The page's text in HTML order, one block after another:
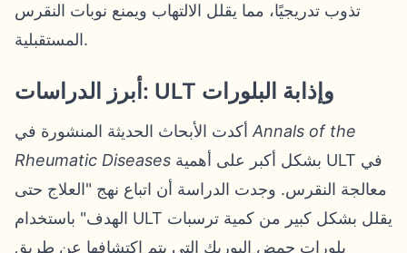
تذوب تدريجيًا، مما يقلل الالتهاب ويمنع نوبات النقرس
المستقبلية.
أبرز الدراسات: ULT وإذابة البلورات
Annals of the
Rheumatic Diseases
معالجة النقرس. وجدت الدراسة أن اتباع نهج "العلاج حتى
الهدف" باستخدام ULT يقلل بشكل كبير من كمية ترسبات
بلورات حمض اليوريك التي يتم اكتشافها عن طريق